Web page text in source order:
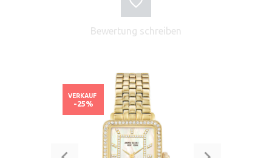
Bewertung schreiben
VERKAUF
-25%